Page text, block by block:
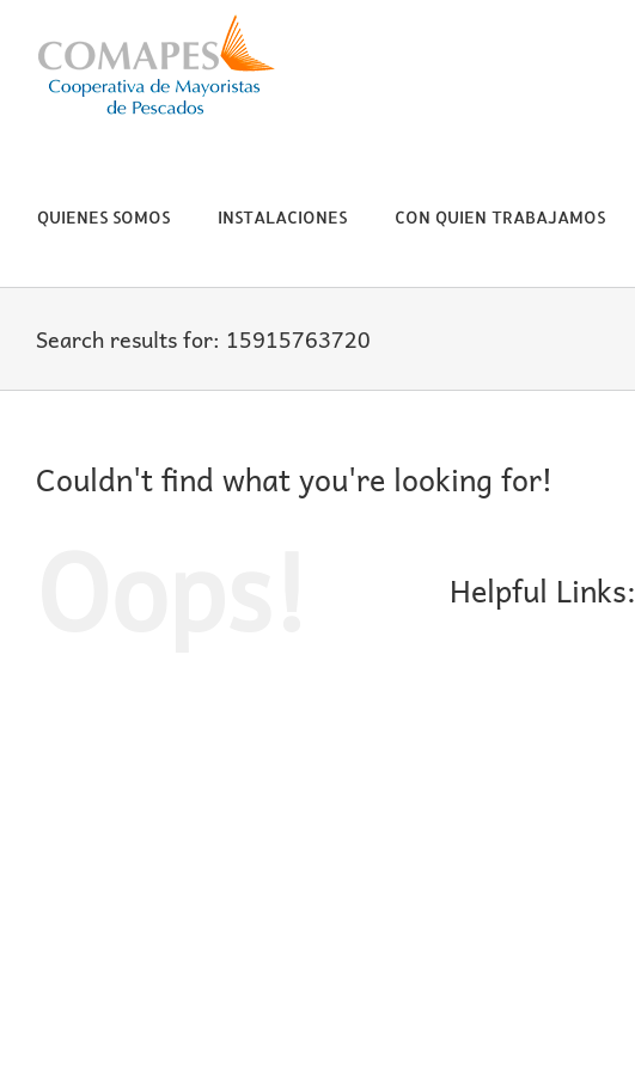
content
QUIENES SOMOS INSTALACIONES CON QUIEN TRABAJAMOS
Search results for: 15915763720
Couldn't find what you're looking for!
Helpful Links: